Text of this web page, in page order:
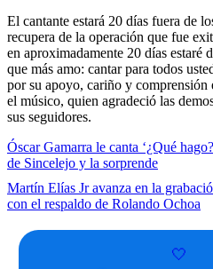
El cantante estará 20 días fuera de
recupera de la operación que fue
en aproximadamente 20 días estaré
que más amo: cantar para todos
por su apoyo, cariño y comprensión
el músico, quien agradeció las
sus seguidores.
Óscar Gamarra le canta ‘¿Qué
de Sincelejo y la sorprende
Martín Elías Jr avanza en la
con el respaldo de Rolando Ochoa
🤍